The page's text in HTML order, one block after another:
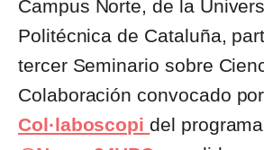
Campus Norte, de la
Politécnica de Cataluña,
tercer Seminario sobre
Colaboración convocado
Col·laboscopidel programa